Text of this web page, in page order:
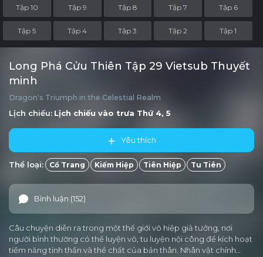
Tập 10 Tập 9 Tập 8 Tập 7 Tập 6
Tập 5 Tập 4 Tập 3 Tập 2 Tập 1
Long Phá Cửu Thiên Tập 29 Vietsub Thuyết
minh
Dragon's Triumph in the Celestial Realm
Lịch chiếu: Lịch chiếu vào trưa Thứ 4, 5
Yêu thích
Thể loại: Cổ Trang Kiếm Hiệp Tiên Hiệp Tu Tiên
Bình luận (152)
Câu chuyện diễn ra trong một thế giới võ hiệp giả tưởng, nơi
người bình thường có thể luyện võ, tu luyện nội công để kích hoạt
tiềm năng tinh thần và thể chất của bản thân. Nhân vật chính…